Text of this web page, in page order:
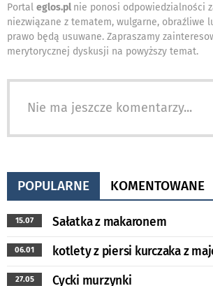
Portal eglos.pl nie ponosi odpowiedzialności
niezwiązane z tematem, wulgarne, obraźliwe
prawo będą usuwane. Zapraszamy
merytorycznej dyskusji na powyższy temat.
Nie ma jeszcze komentarzy...
POPULARNE KOMENTOWANE
15.07 Sałatka z makaronem
06.01 kotlety z piersi kurczaka z
27.05 Cycki murzynki